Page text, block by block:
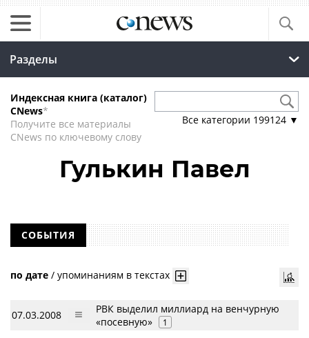
Разделы
Индексная книга (каталог)
CNews*
Получите все материалы
CNews по ключевому слову
Все категории 199124 ▼
Гулькин Павел
СОБЫТИЯ
по дате / упоминаниям в текстах
07.03.2008
РВК выделил миллиард на венчурную
«посевную»
1